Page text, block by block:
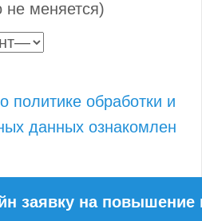
не меняется)
политике обработки и
данных ознакомлен